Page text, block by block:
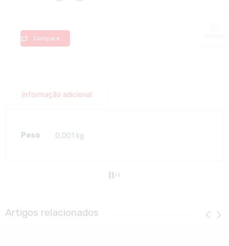
Compare
Informação adicional
Peso 0,001 kg
Artigos relacionados